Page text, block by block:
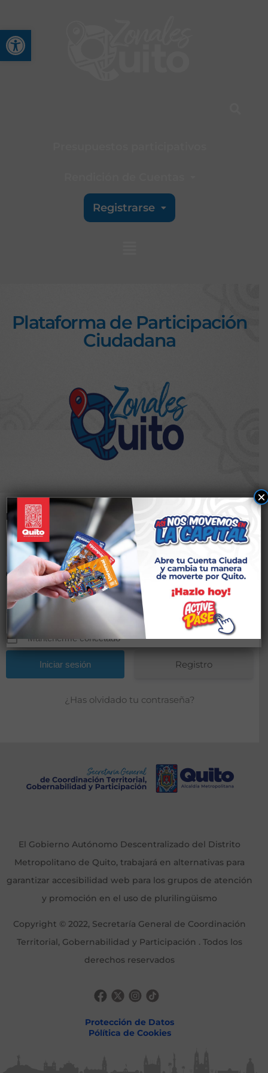
Abrir barra de
Registrarse
Plataforma de Participación
Ciudadana
Nombre de usuario o correo electrónico *
Contraseña *
Mantenerme conectado
Registro
¿Has olvidado tu contraseña?
El Gobierno Autónomo Descentralizado del Distrito
Metropolitano de Quito, trabajará en alternativas para
garantizar accesibilidad web para los grupos de atención
y promoción en el uso de plurilingüismo
Copyright © 2022, Secretaría General de Coordinación
Territorial, Gobernabilidad y Participación . Todos los
derechos reservados
Protección de Datos
Pólítica de Cookies
×